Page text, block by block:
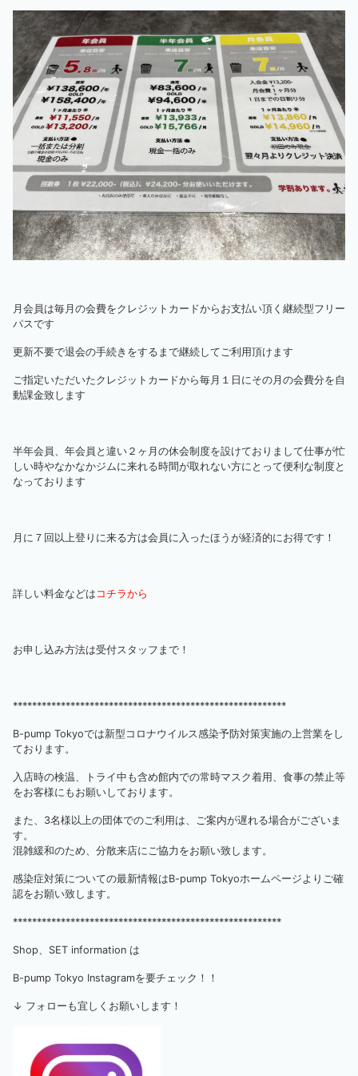
月会員は毎月の会費をクレジットカードからお支払い頂く継続型フリー
パスです
更新不要で退会の手続きをするまで継続してご利用頂けます
ご指定いただいたクレジットカードから毎月１日にその月の会費分を自
動課金致します
半年会員、年会員と違い２ヶ月の休会制度を設けておりまして仕事が忙
しい時やなかなかジムに来れる時間が取れない方にとって便利な制度と
なっております
月に７回以上登りに来る方は会員に入ったほうが経済的にお得です！
詳しい料金などは コチラから
お申し込み方法は受付スタッフまで！
*********************************************************
B-pump Tokyoでは新型コロナウイルス感染予防対策実施の上営業をし
ております。
入店時の検温、トライ中も含め館内での常時マスク着用、食事の禁止等
をお客様にもお願いしております。
また、3名様以上の団体でのご利用は、ご案内が遅れる場合がございま
す。
混雑緩和のため、分散来店にご協力をお願い致します。
感染症対策についての最新情報はB-pump Tokyoホームページよりご確
認をお願い致します。
********************************************************
Shop、SET information は
B-pump Tokyo Instagramを要チェック！！
↓ フォローも宜しくお願いします！